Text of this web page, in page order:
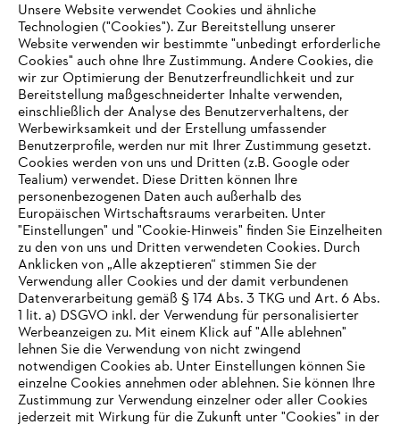
#STIHL
Unternehmen
Häufig gestellte Fragen
Service
IHR BROWSER WIRD NICHT
UNTERSTÜTZT
Sie nutzen einen Browser, den wir noch nicht unterstützen. Für
Unsere Website verwendet Cookies und ähnliche
Technologien ("Cookies"). Zur Bereitstellung unserer
Website verwenden wir bestimmte "unbedingt erforderliche
Cookies" auch ohne Ihre Zustimmung. Andere Cookies, die
wir zur Optimierung der Benutzerfreundlichkeit und zur
Bereitstellung maßgeschneiderter Inhalte verwenden,
einschließlich der Analyse des Benutzerverhaltens, der
Werbewirksamkeit und der Erstellung umfassender
Benutzerprofile, werden nur mit Ihrer Zustimmung gesetzt.
Cookies werden von uns und Dritten (z.B. Google oder
Tealium) verwendet. Diese Dritten können Ihre
personenbezogenen Daten auch außerhalb des
Europäischen Wirtschaftsraums verarbeiten. Unter
"Einstellungen" und "Cookie-Hinweis" finden Sie Einzelheiten
zu den von uns und Dritten verwendeten Cookies. Durch
Anklicken von „Alle akzeptieren“ stimmen Sie der
Verwendung aller Cookies und der damit verbundenen
Datenverarbeitung gemäß § 174 Abs. 3 TKG und Art. 6 Abs.
1 lit. a) DSGVO inkl. der Verwendung für personalisierter
Werbeanzeigen zu. Mit einem Klick auf "Alle ablehnen"
lehnen Sie die Verwendung von nicht zwingend
notwendigen Cookies ab. Unter Einstellungen können Sie
einzelne Cookies annehmen oder ablehnen. Sie können Ihre
Zustimmung zur Verwendung einzelner oder aller Cookies
jederzeit mit Wirkung für die Zukunft unter "Cookies" in der